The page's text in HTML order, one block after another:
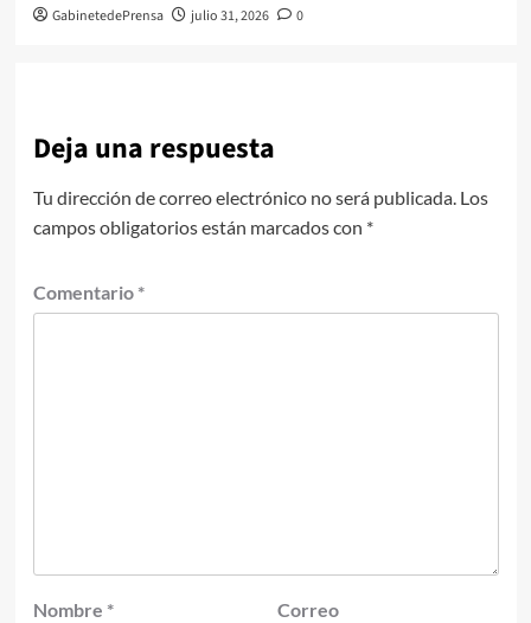
GabinetedePrensa julio 31, 2026 0
Deja una respuesta
Tu dirección de correo electrónico no será publicada. Los
campos obligatorios están marcados con *
Comentario *
Nombre *
Correo